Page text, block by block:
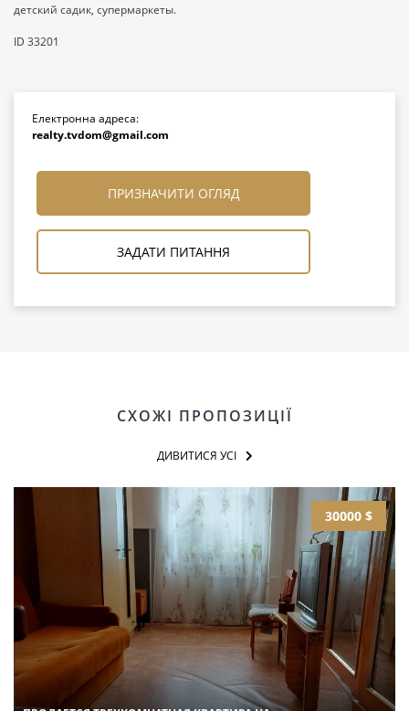
детский садик, супермаркеты.
ID 33201
Електронна адреса:
realty.tvdom@gmail.com
ПРИЗНАЧИТИ ОГЛЯД
ЗАДАТИ ПИТАННЯ
СХОЖІ ПРОПОЗИЦІЇ
ДИВИТИСЯ УСІ
30000 $